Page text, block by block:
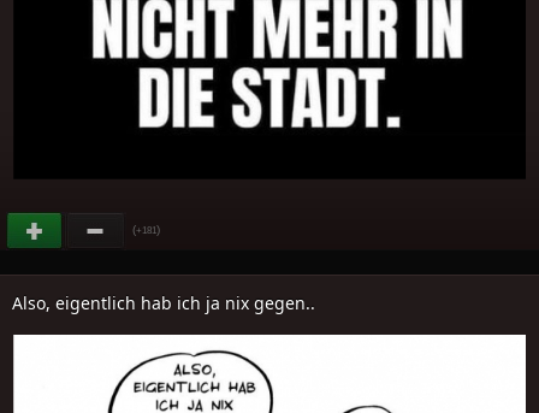
(+181)
Also, eigentlich hab ich ja nix gegen..